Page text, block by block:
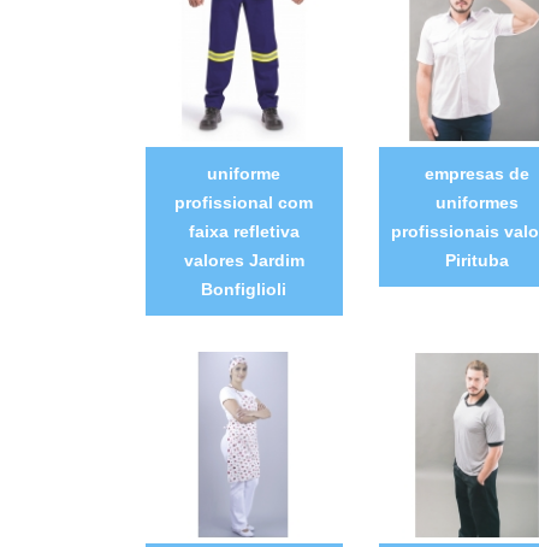
uniforme
profissional com
faixa refletiva
valores Jardim
Bonfiglioli
empresas de
uniformes
profissionais
Pirituba